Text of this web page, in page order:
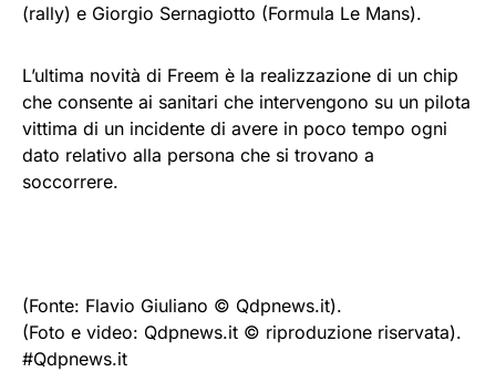
(rally) e Giorgio Sernagiotto (Formula Le Mans).
L’ultima novità di Freem è la realizzazione di un chip
che consente ai sanitari che intervengono su un pilota
vittima di un incidente di avere in poco tempo ogni
dato relativo alla persona che si trovano a
soccorrere.
(Fonte: Flavio Giuliano © Qdpnews.it).
(Foto e video: Qdpnews.it © riproduzione riservata).
#Qdpnews.it